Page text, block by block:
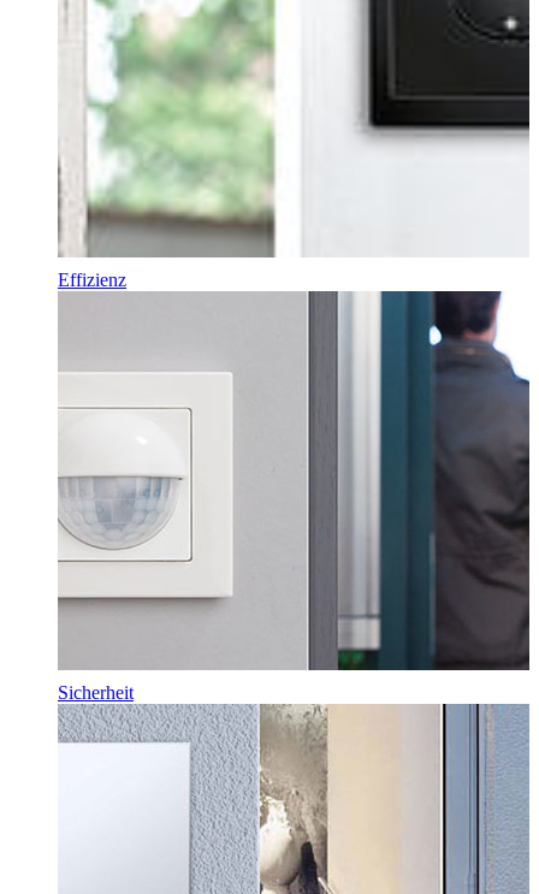
Effizienz
Sicherheit